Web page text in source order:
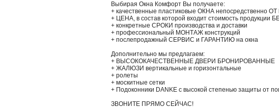
Выбирая Окна Комфорт Вы получаете:
+ качественные пластиковые ОКНА непосредственно
+ ЦЕНА, в состав которой входит стоимость
+ конкретные СРОКИ производства и доставки
+ профессиональный МОНТАЖ конструкций
+ послепродажный СЕРВИС и ГАРАНТИЮ на окна
Дополнительно мы предлагаем:
+ ВЫСОКОКАЧЕСТВЕННЫЕ ДВЕРИ БРОНИРОВАННЫЕ
+ ЖАЛЮЗИ вертикальные и горизонтальные
+ ролеты
+ москитные сетки
+ Подоконники DANKE с высокой степенью защиты от
ЗВОНИТЕ ПРЯМО СЕЙЧАС!